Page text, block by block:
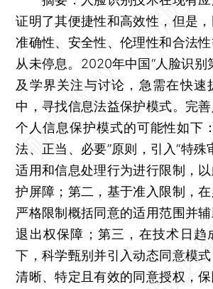
证明了其便捷性和高效性，但是
准确性、安全性、伦理性和合法
从未停息。2020年中国“人脸识别
及学界关注与讨论，急需在快速
中，寻找信息法益保护模式。完
个人信息保护模式的可能性如下
法、正当、必要”原则，引入“特殊
适用和信息处理行为进行限制，
护屏障；第二，基于准入限制，
严格限制概括同意的适用范围并
退出权保障；第三，在技术日趋
下，科学甄别并引入动态同意模式
清晰、特定且有效的同意授权，